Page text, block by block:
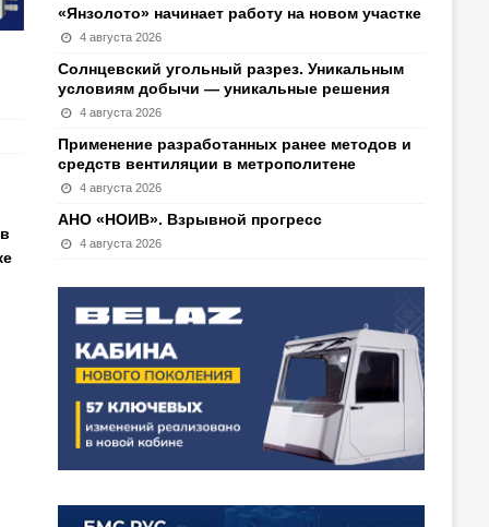
«Янзолото» начинает работу на новом участке
4 августа 2026
Солнцевский угольный разрез. Уникальным
условиям добычи — уникальные решения
4 августа 2026
Применение разработанных ранее методов и
средств вентиляции в метрополитене
4 августа 2026
АНО «НОИВ». Взрывной прогресс
4 августа 2026